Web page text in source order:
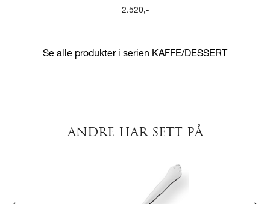
2.520,-
Se alle produkter i serien KAFFE/DESSERT
ANDRE HAR SETT PÅ